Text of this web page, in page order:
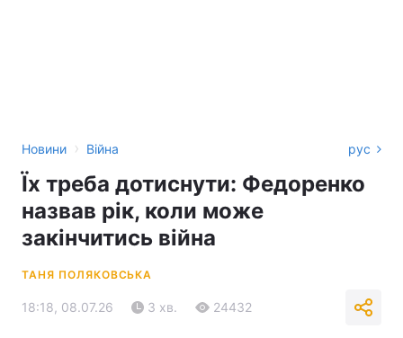
Новини › Війна рус
Їх треба дотиснути: Федоренко
назвав рік, коли може
закінчитись війна
ТАНЯ ПОЛЯКОВСЬКА
18:18, 08.07.26 3 хв. 24432